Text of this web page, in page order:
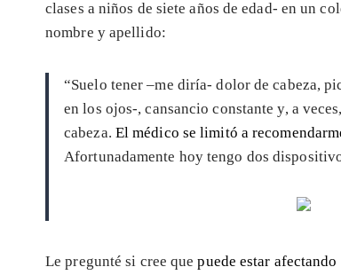
clases a niños de siete años de edad- en un
nombre y apellido:
“Suelo tener –me diría- dolor de cabeza,
en los ojos-, cansancio constante y, a
cabeza. El médico se limitó a
Afortunadamente hoy tengo dos
Le pregunté si cree quepuede estar